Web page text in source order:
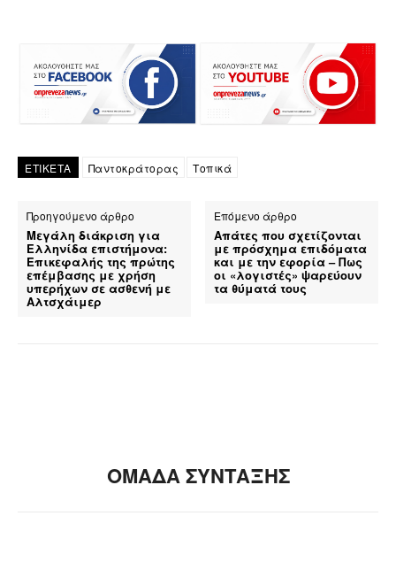
ΕΤΙΚΕΤΑ Παντοκράτορας Τοπικά
Προηγούμενο άρθρο
Μεγάλη διάκριση για
Ελληνίδα επιστήμονα:
Επικεφαλής της πρώτης
επέμβασης με χρήση
υπερήχων σε ασθενή με
Αλτσχάιμερ
Επόμενο άρθρο
Απάτες που σχετίζονται
με πρόσχημα επιδόματα
και με την εφορία – Πως
οι «λογιστές» ψαρεύουν
τα θύματά τους
ΟΜΑΔΑ ΣΥΝΤΑΞΗΣ